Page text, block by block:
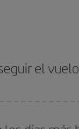
el
si no tienes